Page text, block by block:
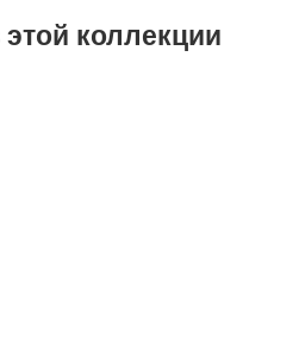
коллекции